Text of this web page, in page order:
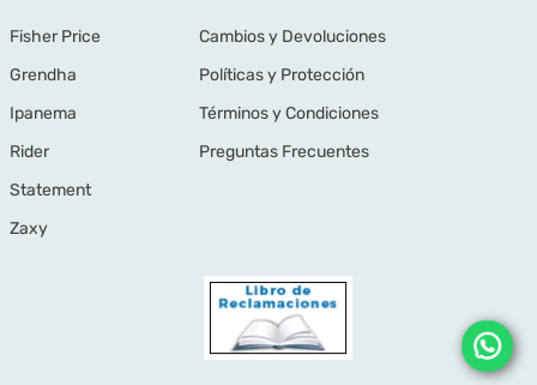
Fisher Price
Grendha
Ipanema
Rider
Statement
Zaxy
Cambios y Devoluciones
Políticas y Protección
Términos y Condiciones
Preguntas Frecuentes